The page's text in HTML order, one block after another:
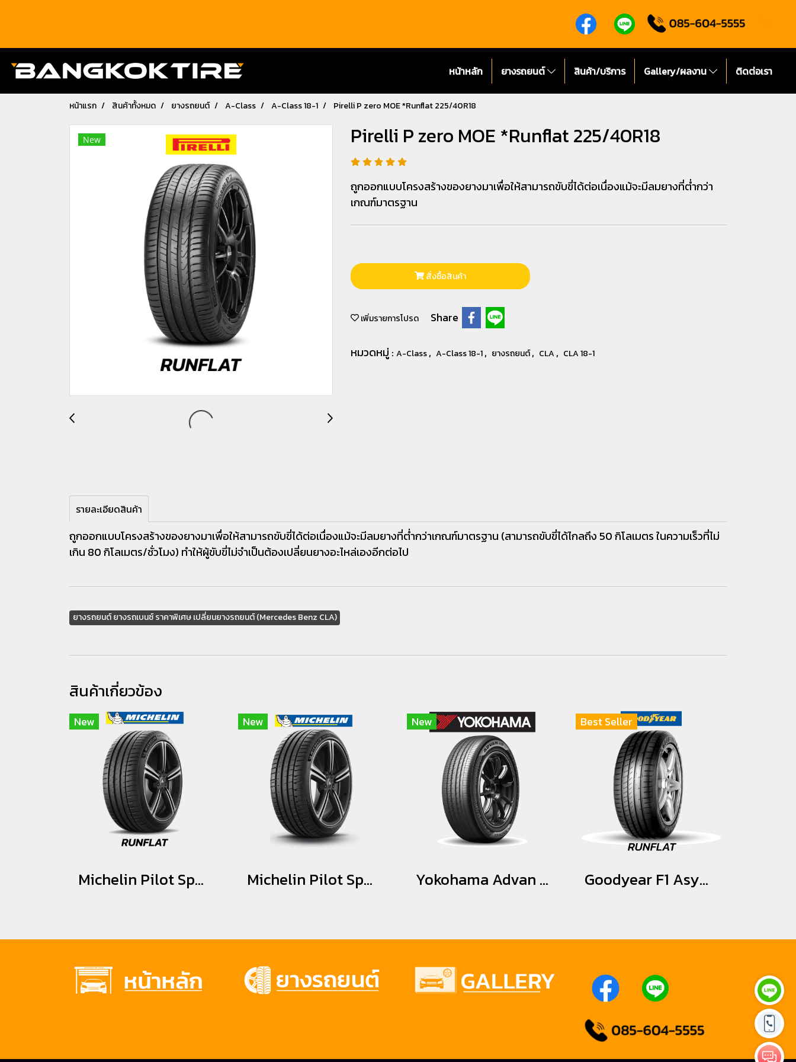
หน้าหลัก ยางรถยนต์ สินค้า/บริการ Gallery/ผลงาน ติดต่อเรา
หน้าแรก สินค้าทั้งหมด ยางรถยนต์ A-Class A-Class 18-1 Pirelli P zero MOE *Runflat 225/40R18
New Pirelli P zero MOE *Runflat 225/40R18
ถูกออกแบบโครงสร้างของยางมาเพื่อให้สามารถขับขี่ได้ต่อเนื่องแม้จะมีลมยางที่ต่ำกว่า
เกณฑ์มาตรฐาน
สั่งซื้อสินค้า
เพิ่มรายการโปรด Share
หมวดหมู่ : A-Class, A-Class 18-1, ยางรถยนต์, CLA , CLA 18-1
รายละเอียดสินค้า
ถูกออกแบบโครงสร้างของยางมาเพื่อให้สามารถขับขี่ได้ต่อเนื่องแม้จะมีลมยางที่ต่ำกว่าเกณฑ์มาตรฐาน (สามารถขับขี่ได้ไกลถึง 50 กิโลเมตร ในความเร็วที่ไม่
เกิน 80 กิโลเมตร/ชั่วโมง) ทำให้ผู้ขับขี่ไม่จำเป็นต้องเปลี่ยนยางอะไหล่เองอีกต่อไป
ยางรถยนต์ ยางรถเบนซ์ ราคาพิเศษ เปลี่ยนยางรถยนต์ (Mercedes Benz CLA)
สินค้าเกี่ยวข้อง
New
Michelin Pilot Sport 4 ZP (PS4) *Runflat 225/40R18
New
Michelin Pilot Sport 5 225/40R18
New
Yokohama Advan dB V553 225/40R18
Best Seller
Goodyear F1 Asymmetric 2 MOE *Runflat 225/40R18